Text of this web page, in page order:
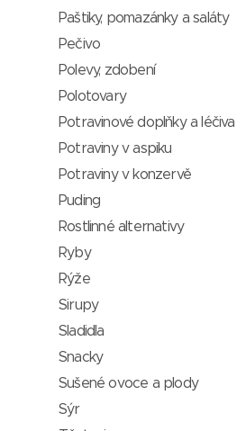
Paštiky, pomazánky a saláty
Pečivo
Polevy, zdobení
Polotovary
Potravinové doplňky a léčiva
Potraviny v aspiku
Potraviny v konzervě
Puding
Rostlinné alternativy
Ryby
Rýže
Sirupy
Sladidla
Snacky
Sušené ovoce a plody
Sýr